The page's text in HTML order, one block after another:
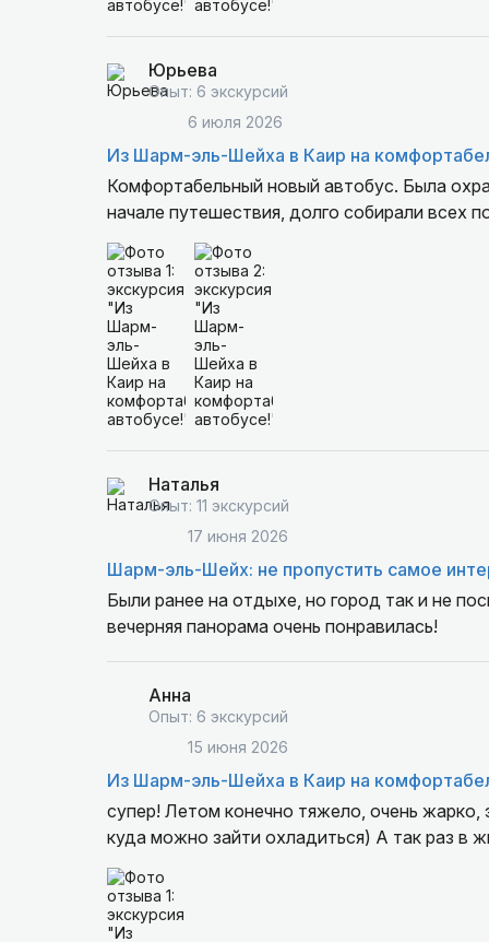
Юрьева
Опыт: 6 экскурсий
6 июля 2026
Из Шарм-эль-Шейха в Каир на
Комфортабельный новый автобус. Была
начале путешествия, долго собирали всех
Наталья
Опыт: 11 экскурсий
17 июня 2026
Шарм-эль-Шейх: не пропустить самое
Были ранее на отдыхе, но город так и не
вечерняя панорама очень понравилась!
Анна
Опыт: 6 экскурсий
15 июня 2026
Из Шарм-эль-Шейха в Каир на
супер! Летом конечно тяжело, очень жарко,
куда можно зайти охладиться) А так раз в